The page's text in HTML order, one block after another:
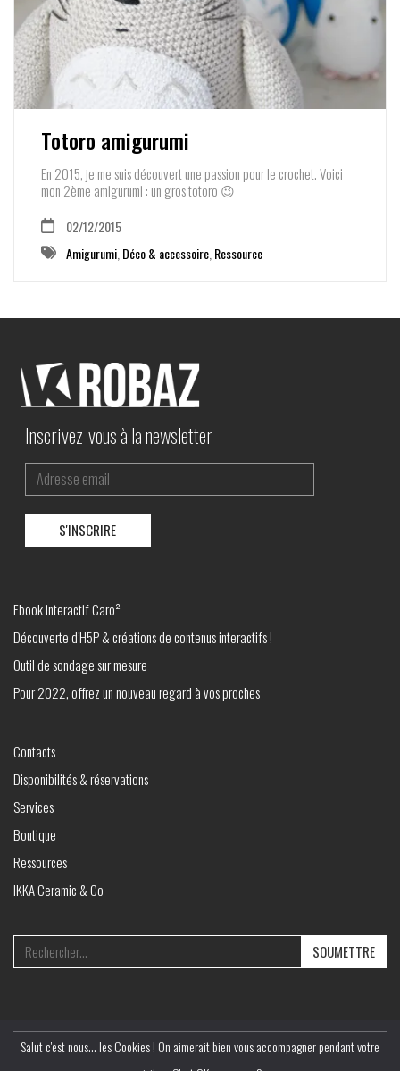
Totoro amigurumi
En 2015, je me suis découvert une passion pour le crochet. Voici
mon 2ème amigurumi : un gros totoro 😉
02/12/2015
Amigurumi Déco & accessoire Ressource
Inscrivez-vous à la newsletter
Ebook interactif Caro²
Découverte d’H5P & créations de contenus interactifs !
Outil de sondage sur mesure
Pour 2022, offrez un nouveau regard à vos proches
Contacts
Disponibilités & réservations
Services
Boutique
Ressources
IKKA Ceramic & Co
Search
for:
Salut c'est nous... les Cookies ! On aimerait bien vous accompagner pendant votre